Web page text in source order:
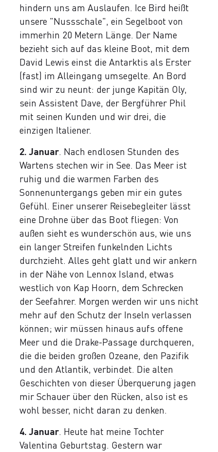
hindern uns am Auslaufen. Ice Bird heißt
unsere "Nussschale", ein Segelboot von
immerhin 20 Metern Länge. Der Name
bezieht sich auf das kleine Boot, mit dem
David Lewis einst die Antarktis als Erster
(fast) im Alleingang umsegelte. An Bord
sind wir zu neunt: der junge Kapitän Oly,
sein Assistent Dave, der Bergführer Phil
mit seinen Kunden und wir drei, die
einzigen Italiener.
2. Januar. Nach endlosen Stunden des
Wartens stechen wir in See. Das Meer ist
ruhig und die warmen Farben des
Sonnenuntergangs geben mir ein gutes
Gefühl. Einer unserer Reisebegleiter lässt
eine Drohne über das Boot fliegen: Von
außen sieht es wunderschön aus, wie uns
ein langer Streifen funkelnden Lichts
durchzieht. Alles geht glatt und wir ankern
in der Nähe von Lennox Island, etwas
westlich von Kap Hoorn, dem Schrecken
der Seefahrer. Morgen werden wir uns nicht
mehr auf den Schutz der Inseln verlassen
können; wir müssen hinaus aufs offene
Meer und die Drake-Passage durchqueren,
die die beiden großen Ozeane, den Pazifik
und den Atlantik, verbindet. Die alten
Geschichten von dieser Überquerung jagen
mir Schauer über den Rücken, also ist es
wohl besser, nicht daran zu denken.
4. Januar. Heute hat meine Tochter
Valentina Geburtstag. Gestern war